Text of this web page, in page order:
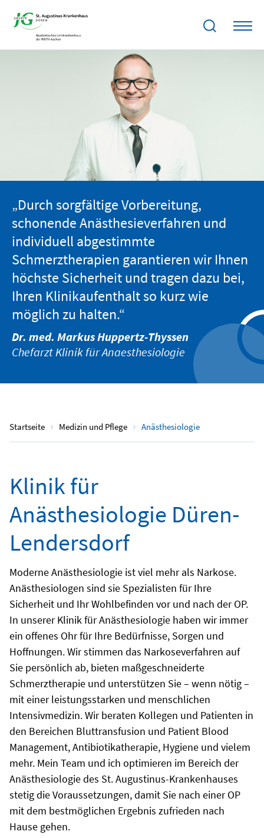
„Durch sorgfältige Vorbereitung,
schonende Anästhesieverfahren und
individuell abgestimmte
Schmerztherapien garantieren wir Ihnen
höchste Sicherheit und tragen dazu bei,
Ihren Klinikaufenthalt so kurz wie
möglich zu halten.“
Dr. med. Markus Huppertz-Thyssen
Chefarzt Klinik für Anaesthesiologie
Startseite Medizin und Pflege Anästhesiologie
Klinik für
Anästhesiologie Düren-
Lendersdorf
Moderne Anästhesiologie ist viel mehr als Narkose.
Anästhesiologen sind sie Spezialisten für Ihre
Sicherheit und Ihr Wohlbefinden vor und nach der OP.
In unserer Klinik für Anästhesiologie haben wir immer
ein offenes Ohr für Ihre Bedürfnisse, Sorgen und
Hoffnungen. Wir stimmen das Narkoseverfahren auf
Sie persönlich ab, bieten maßgeschneiderte
Schmerztherapie und unterstützen Sie – wenn nötig –
mit einer leistungsstarken und menschlichen
Intensivmedizin. Wir beraten Kollegen und Patienten in
den Bereichen Bluttransfusion und Patient Blood
Management, Antibiotikatherapie, Hygiene und vielem
mehr. Mein Team und ich optimieren im Bereich der
Anästhesiologie des St. Augustinus-Krankenhauses
stetig die Voraussetzungen, damit Sie nach einer OP
mit dem bestmöglichen Ergebnis zufrieden nach
Hause gehen.